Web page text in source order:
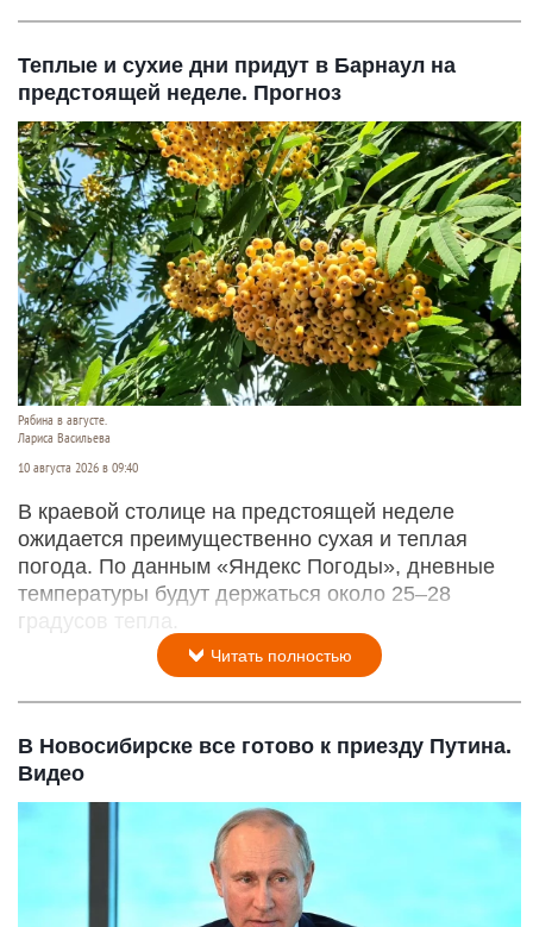
Теплые и сухие дни придут в Барнаул на
предстоящей неделе. Прогноз
Рябина в августе.
Лариса Васильева
10 августа 2026 в 09:40
В краевой столице на предстоящей неделе
ожидается преимущественно сухая и теплая
погода. По данным «Яндекс Погоды», дневные
температуры будут держаться около 25–28
градусов тепла.
Читать полностью
В Новосибирске все готово к приезду Путина.
Видео